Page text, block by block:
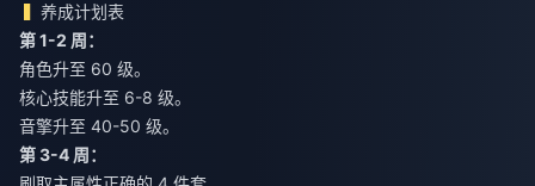
养成计划表
第 1-2 周：
角色升至 60 级。
核心技能升至 6-8 级。
音擎升至 40-50 级。
第 3-4 周：